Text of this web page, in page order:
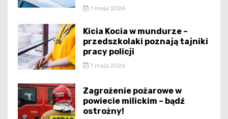
7 maja 2026
Kicia Kocia w mundurze –
przedszkolaki poznają tajniki
pracy policji
7 maja 2026
Zagrożenie pożarowe w
powiecie milickim – bądź
ostrożny!